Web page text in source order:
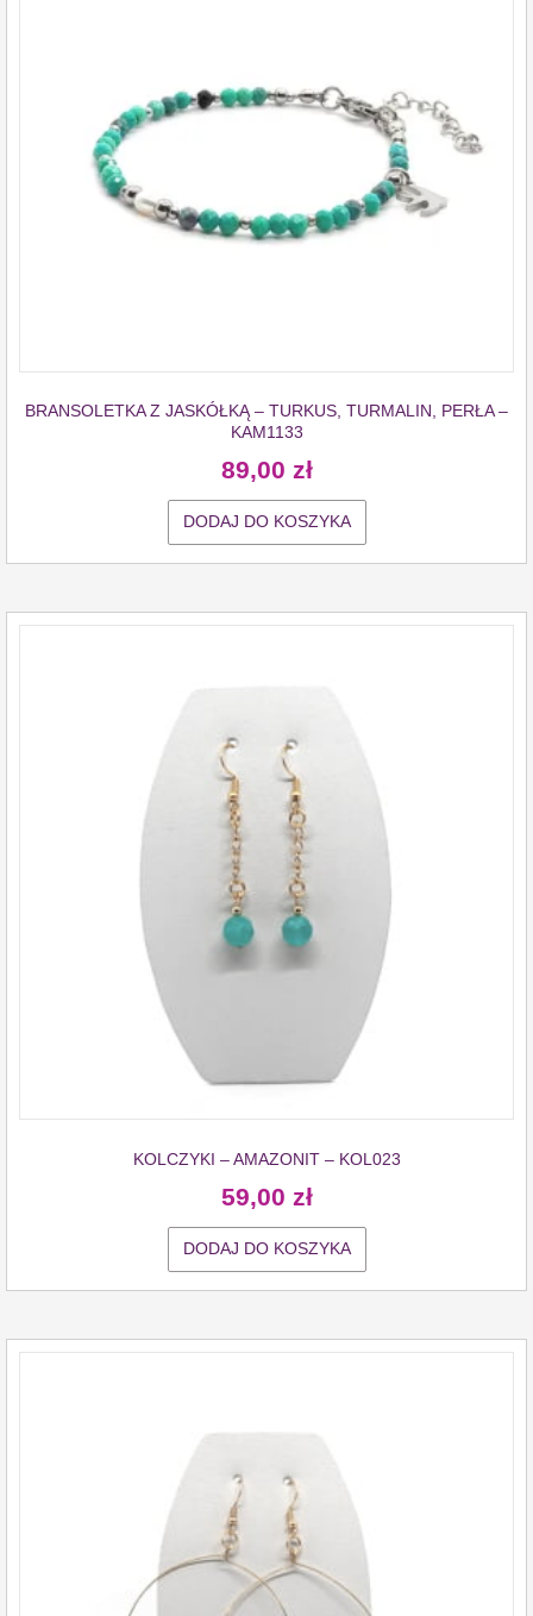
BRANSOLETKA Z JASKÓŁKĄ – TURKUS, TURMALIN, PERŁA –
KAM1133
89,00 zł
DODAJ DO KOSZYKA
KOLCZYKI – AMAZONIT – KOL023
59,00 zł
DODAJ DO KOSZYKA